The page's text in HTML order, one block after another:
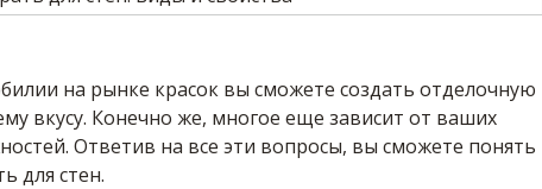
на рынке красок вы сможете создать отделочную
вкусу. Конечно же, многое еще зависит от ваших
Ответив на все эти вопросы, вы сможете понять
для стен.